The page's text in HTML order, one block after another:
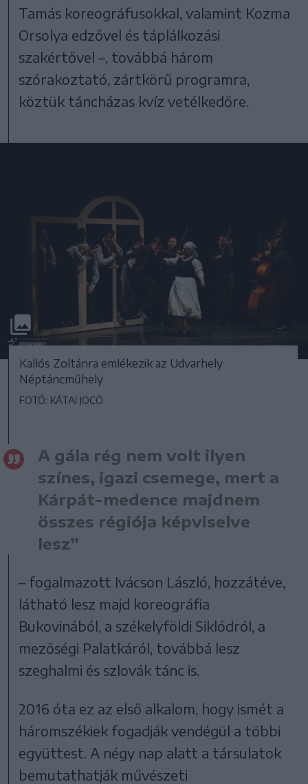
Tamás koreográfusokkal, valamint Kozma
Orsolya edzővel és táplálkozási
szakértővel –, továbbá három
szórakoztató, zártkörű programra,
köztük táncházas kvíz vetélkedőre.
Kallós Zoltánra emlékezik az Udvarhely
Néptáncműhely
FOTÓ: KÁTAI JOCÓ
A gála rég nem volt ilyen
színes, igazi csemege, mert a
Kárpát-medence majdnem
összes régiója képviselve
lesz”
– fogalmazott Ivácson László, hozzátéve,
látható lesz majd koreográfia
Bukovinából, a székelyföldi Siklódról, a
mezőségi Palatkáról, továbbá lesz
szeghalmi és szlovák tánc is.
2016 óta ez az első alkalom, hogy ismét a
háromszékiek fogadják vendégül a többi
együttest. A négy nap alatt a társulatok
bemutathatják művészeti